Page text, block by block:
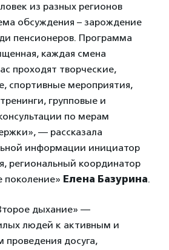
из разных регионов
обсуждения – зарождение
пенсионеров. Программа
каждая смена
проходят творческие,
спортивные мероприятия,
групповые и
по мерам
— рассказала
информации инициатор
региональный координатор
поколение» Елена Базурина.
дыхание» —
людей к активным и
досуга,